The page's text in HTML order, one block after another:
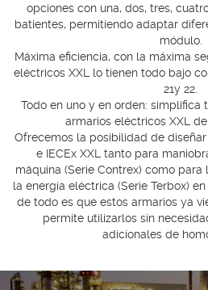
opciones con una, dos, tres,
batientes, permitiendo adaptar
módulo.
Máxima eficiencia, con la máxima
eléctricos XXL lo tienen todo bajo
21y 22.
Todo en uno y en orden: simplifica
armarios eléctricos XXL
Ofrecemos la posibilidad de
e IECEx XXL tanto para
máquina (Serie Contrex) como
la energía eléctrica (Serie Terbox)
de todo es que estos armarios ya
permite utilizarlos sin
adicionales de